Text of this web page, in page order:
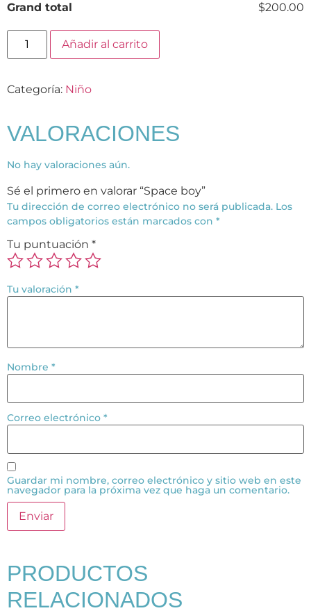
Grand total
$200.00
Añadir al carrito
Categoría: Niño
VALORACIONES
No hay valoraciones aún.
Sé el primero en valorar “Space boy”
Tu dirección de correo electrónico no será publicada. Los
campos obligatorios están marcados con *
Tu puntuación *
Tu valoración *
Nombre *
Correo electrónico *
Guardar mi nombre, correo electrónico y sitio web en este
navegador para la próxima vez que haga un comentario.
PRODUCTOS
RELACIONADOS